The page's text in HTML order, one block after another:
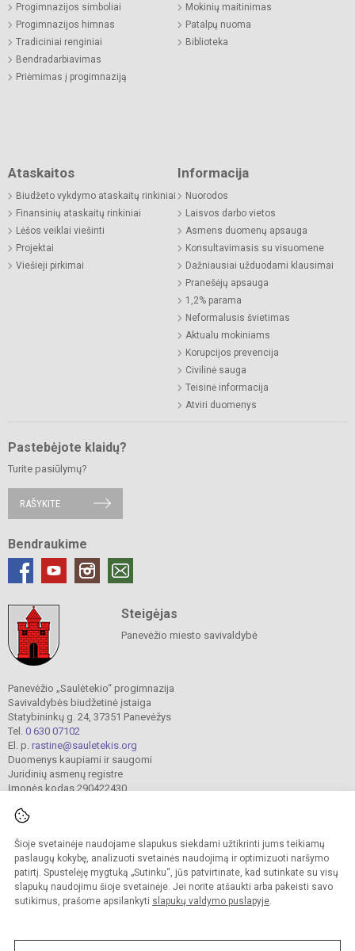
Šioje svetainėje naudojame slapukus siekdami užtikrinti jums teikiamų
paslaugų kokybę, analizuoti svetainės naudojimą ir optimizuoti naršymo
patirtį. Spustelėję mygtuką „Sutinku“, jūs patvirtinate, kad sutinkate su visų
slapukų naudojimu šioje svetainėje. Jei norite atšaukti arba pakeisti savo
sutikimus, prašome apsilankyti slapukų valdymo puslapyje.
Progimnazijos simboliai
Progimnazijos himnas
Tradiciniai renginiai
Bendradarbiavimas
Priėmimas į progimnaziją
Mokinių maitinimas
Patalpų nuoma
Biblioteka
Ataskaitos
Biudžeto vykdymo ataskaitų rinkiniai
Finansinių ataskaitų rinkiniai
Lėšos veiklai viešinti
Projektai
Viešieji pirkimai
Informacija
Nuorodos
Laisvos darbo vietos
Asmens duomenų apsauga
Konsultavimasis su visuomene
Dažniausiai užduodami klausimai
Pranešėjų apsauga
1,2% parama
Neformalusis švietimas
Aktualu mokiniams
Korupcijos prevencija
Civilinė sauga
Teisinė informacija
Atviri duomenys
Pastebėjote klaidų?
Turite pasiūlymų?
RAŠYKITE
Bendraukime
Steigėjas
Panevėžio miesto savivaldybė
Panevėžio „Saulėtekio“ progimnazija
Savivaldybės biudžetinė įstaiga
Statybininkų g. 24, 37351 Panevėžys
Tel. 0 630 07102
El. p. rastine@sauletekis.org
Duomenys kaupiami ir saugomi
Juridinių asmenų registre
Įmonės kodas 290422430
© 2022. Panevėžio „Saulėtekio“ progimnazija. Visos teisės saugomos.
Kopijuoti turinį be raštiško progimnazijos sutikimo griežtai draudžiama.
Prieinamumo paraiška Slapukų valdymas
Sumanus būdas atnaujinti